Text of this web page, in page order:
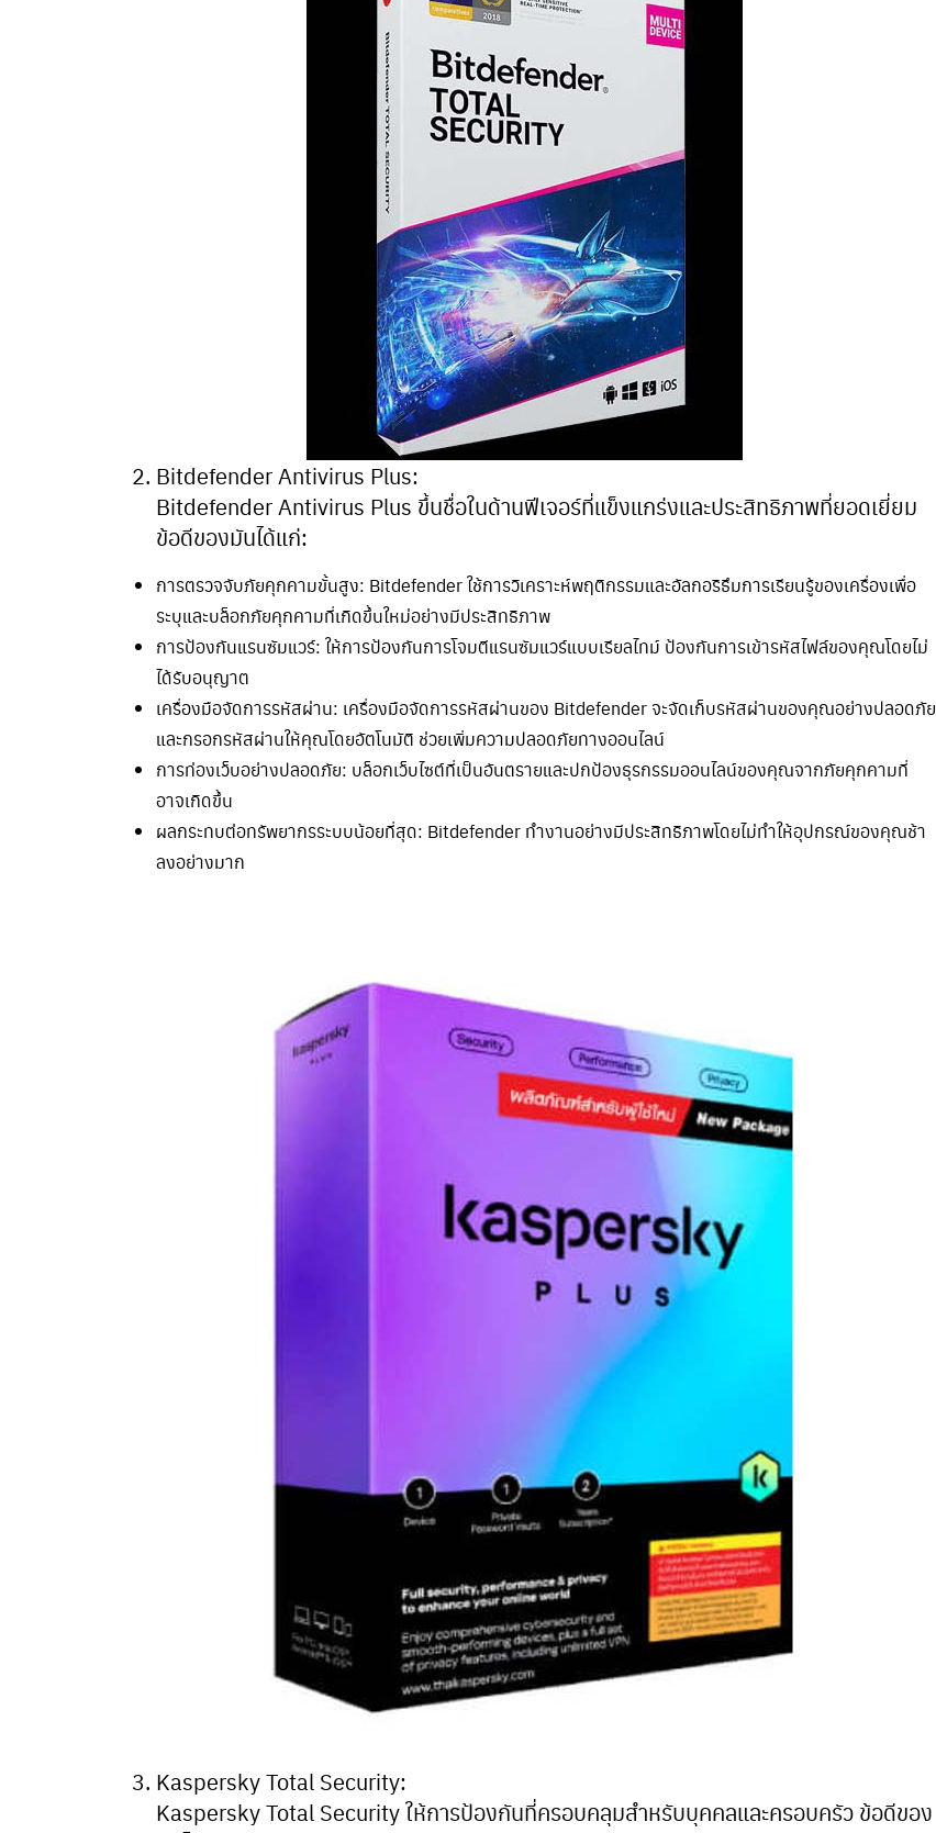
Bitdefender Antivirus Plus:
Bitdefender Antivirus Plus ขึ้นชื่อในด้านฟีเจอร์ที่แข็งแกร่งและประสิทธิภาพที่ยอดเยี่ยม
ข้อดีของมันได้แก่:
การตรวจจับภัยคุกคามขั้นสูง: Bitdefender ใช้การวิเคราะห์พฤติกรรมและอัลกอริธึมการเรียนรู้ของเครื่องเพื่อ
ระบุและบล็อกภัยคุกคามที่เกิดขึ้นใหม่อย่างมีประสิทธิภาพ
การป้องกันแรนซัมแวร์: ให้การป้องกันการโจมตีแรนซัมแวร์แบบเรียลไทม์ ป้องกันการเข้ารหัสไฟล์ของคุณโดยไม่
ได้รับอนุญาต
เครื่องมือจัดการรหัสผ่าน: เครื่องมือจัดการรหัสผ่านของ Bitdefender จะจัดเก็บรหัสผ่านของคุณอย่างปลอดภัย
และกรอกรหัสผ่านให้คุณโดยอัตโนมัติ ช่วยเพิ่มความปลอดภัยทางออนไลน์
การท่องเว็บอย่างปลอดภัย: บล็อกเว็บไซต์ที่เป็นอันตรายและปกป้องธุรกรรมออนไลน์ของคุณจากภัยคุกคามที่
อาจเกิดขึ้น
ผลกระทบต่อทรัพยากรระบบน้อยที่สุด: Bitdefender ทำงานอย่างมีประสิทธิภาพโดยไม่ทำให้อุปกรณ์ของคุณช้า
ลงอย่างมาก
Kaspersky Total Security:
Kaspersky Total Security ให้การป้องกันที่ครอบคลุมสำหรับบุคคลและครอบครัว ข้อดีของ